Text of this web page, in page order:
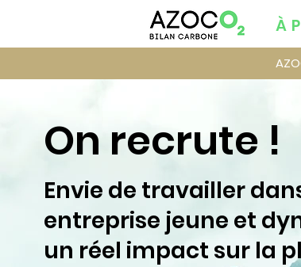
À
On recrute !
Envie de travailler
entreprise jeune et
un réel impact sur la